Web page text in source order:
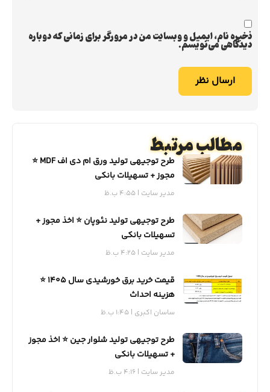
ذخیره نام، ایمیل و وبسایت من در مرورگر برای زمانی که دوباره
دیدگاهی می‌نویسم.
مطالب مرتبط
طرح توجیهی تولید ورق ام دی اف MDF ⭐️
مجوز + تسهیلات بانکی
مدیر سایت 4:55 ب.ظ
طرح توجیهی تولید نئوپان ⭐️ اخذ مجوز +
تسهیلات بانکی
مدیر سایت 4:25 ب.ظ
قیمت خرید برق خورشیدی سال 1405 ⭐️
هزینه احداث
ساسان اکبری 1:45 ب.ظ
طرح توجیهی تولید شلوار جین ⭐️ اخذ مجوز
+ تسهیلات بانکی
مدیر سایت 4:16 ب.ظ